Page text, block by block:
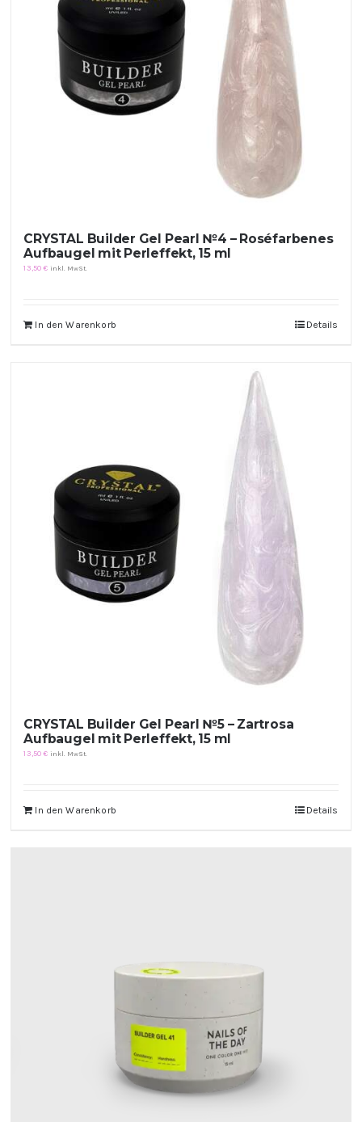
Kontakt
Kundenbewertungen
CRYSTAL Builder Gel Pearl №4 – Roséfarbenes
Aufbaugel mit Perleffekt, 15 ml
13,50€ inkl. MwSt.
In den Warenkorb Details
CRYSTAL Builder Gel Pearl №5 – Zartrosa
Aufbaugel mit Perleffekt, 15 ml
13,50€ inkl. MwSt.
In den Warenkorb Details